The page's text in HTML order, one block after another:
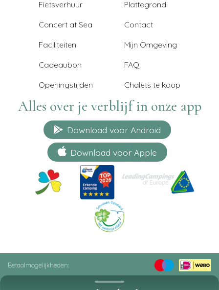
Fietsverhuur
Concert at Sea
Faciliteiten
Cadeaubon
Openingstijden
Plattegrond
Contact
Mijn Omgeving
FAQ
Chalets te koop
Alles over je verblijf in onze app
Download voor Android
Download voor Apple
Betaalmogelijkheden:
© 2026 Strandpark De Zeeuwse Kust Privacy policy